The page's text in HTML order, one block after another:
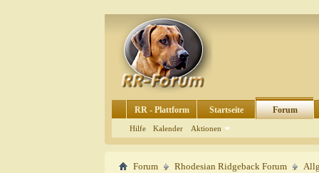
RR - Plattform Startseite Forum
Hilfe Kalender Aktionen
Forum Rhodesian Ridgeback Forum